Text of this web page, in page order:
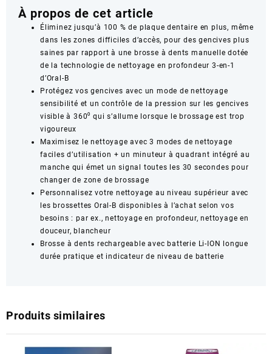
À propos de cet article
Éliminez jusqu’à 100 % de plaque dentaire en plus, même
dans les zones difficiles d’accès, pour des gencives plus
saines par rapport à une brosse à dents manuelle dotée
de la technologie de nettoyage en profondeur 3-en-1
d’Oral-B
Protégez vos gencives avec un mode de nettoyage
sensibilité et un contrôle de la pression sur les gencives
visible à 360⁰ qui s’allume lorsque le brossage est trop
vigoureux
Maximisez le nettoyage avec 3 modes de nettoyage
faciles d’utilisation + un minuteur à quadrant intégré au
manche qui émet un signal toutes les 30 secondes pour
changer de zone de brossage
Personnalisez votre nettoyage au niveau supérieur avec
les brossettes Oral-B disponibles à l’achat selon vos
besoins : par ex., nettoyage en profondeur, nettoyage en
douceur, blancheur
Brosse à dents rechargeable avec batterie Li-ION longue
durée pratique et indicateur de niveau de batterie
Produits similaires